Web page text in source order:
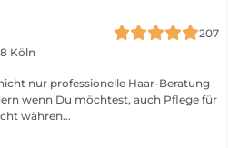
207
Köln
nur professionelle Haar-Beratung
wenn Du möchtest, auch Pflege für
währen...